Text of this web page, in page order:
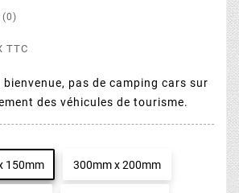
(0)
TTC
pas de camping cars sur
des véhicules de tourisme.
150mm 300mm x 200mm